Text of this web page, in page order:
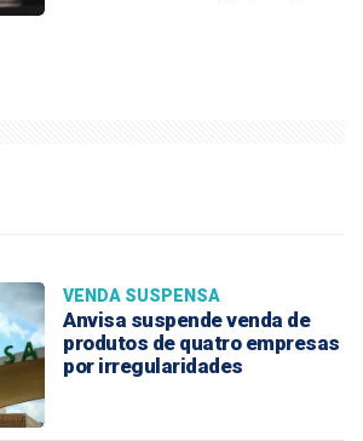
VENDA SUSPENSA
Anvisa suspende venda de
produtos de quatro empresas
por irregularidades